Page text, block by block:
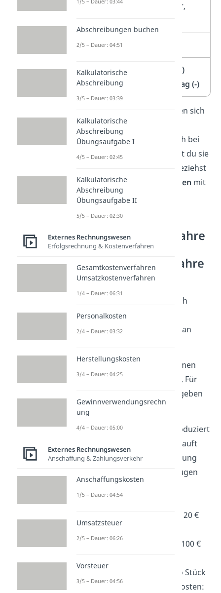
Körperschaftssteuer,
+/– sonstige Steuern
=
Jahresüberschuss (+)
oder Jahresfehlbetrag (-)
GKV und UKV finden sich
nicht nur in der Gewinn- und
Verlustrechnung wieder. Auch bei
der
Kostenrechnung
wendest du sie
an. In der Kostenrechnung beziehst
du aberkalkulatorische Kosten mit
ein.
Gesamtkostenverfahre
n
Umsatzkostenverfahre
n — Beispiel
Schauen wir uns den Vergleich
Umsatzkostenverfahren vs.
Gesamtkostenverfahren mal an
Angenommen, ein Unternehmen
stellt Spielzeugflugzeuge her. Für
ergeben
sich folgende Zahlen:
10.000 Spielflugzeuge produziert
→ davon 8.000 Stück verkauft
ergibt Bestandserhöhung
von 2.000 Spielflugzeugen
Verkaufspreis jedes
Materialaufwendungen: 120 €
Personalaufwendungen: 100 €
Abschreibungen: 60 € pro Stück
besondere Verwaltungskosten:
Abschreibungen buchen
2/5 – Dauer: 04:51
Kalkulatorische
Abschreibung
3/5 – Dauer: 03:39
Kalkulatorische
Abschreibung
Übungsaufgabe I
4/5 – Dauer: 02:45
Kalkulatorische
Abschreibung
Übungsaufgabe II
5/5 – Dauer: 02:30
Externes Rechnungswesen
Erfolgsrechnung & Kostenverfahren
Gesamtkostenverfahren
Umsatzkostenverfahren
1/4 – Dauer: 06:31
Personalkosten
2/4 – Dauer: 03:32
Herstellungskosten
3/4 – Dauer: 04:25
Gewinnverwendungsrechn
ung
4/4 – Dauer: 05:00
Externes Rechnungswesen
Anschaffung & Zahlungsverkehr
Anschaffungskosten
1/5 – Dauer: 04:54
Umsatzsteuer
2/5 – Dauer: 06:26
Vorsteuer
3/5 – Dauer: 04:56